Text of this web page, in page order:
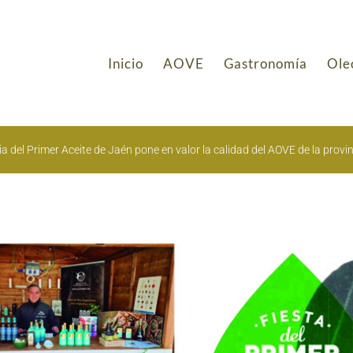
Inicio AOVE Gastronomía
del Primer Aceite de Jaén pone en valor la calidad del AOVE de la